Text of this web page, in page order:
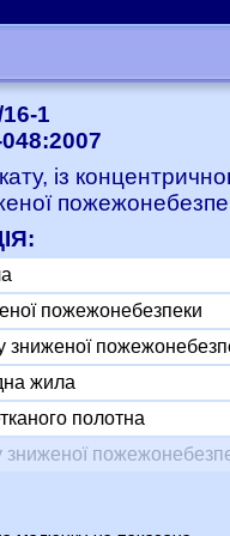
1
із
пожежонебезпеки
зниженої
жила
полотна